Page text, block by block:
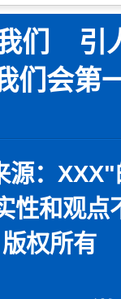
们 引
们会第
源： XXX"
性和观点
有 本网